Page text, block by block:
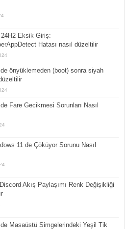
Eksik Giriş:
Hatası nasıl düzeltilir
önyüklemeden (boot) sonra siyah
Fare Gecikmesi Sorunları Nasıl
11 de Çöküyor Sorunu Nasıl
Akış Paylaşımı Renk Değişikliği
Masaüstü Simgelerindeki Yeşil Tik